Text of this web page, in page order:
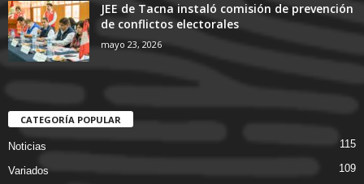
JEE de Tacna instaló comisión de prevención
de conflictos electorales
mayo 23, 2026
CATEGORÍA POPULAR
Noticias 115
Variados 109